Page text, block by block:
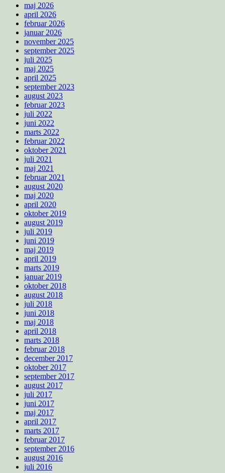
maj 2026
april 2026
februar 2026
januar 2026
november 2025
september 2025
juli 2025
maj 2025
april 2025
september 2023
august 2023
februar 2023
juli 2022
juni 2022
marts 2022
februar 2022
oktober 2021
juli 2021
maj 2021
februar 2021
august 2020
maj 2020
april 2020
oktober 2019
august 2019
juli 2019
juni 2019
maj 2019
april 2019
marts 2019
januar 2019
oktober 2018
august 2018
juli 2018
juni 2018
maj 2018
april 2018
marts 2018
februar 2018
december 2017
oktober 2017
september 2017
august 2017
juli 2017
juni 2017
maj 2017
april 2017
marts 2017
februar 2017
september 2016
august 2016
juli 2016